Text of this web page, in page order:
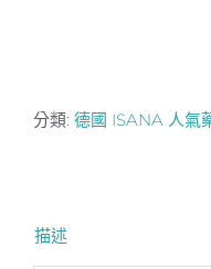
分類: 德國 ISANA 人
描述